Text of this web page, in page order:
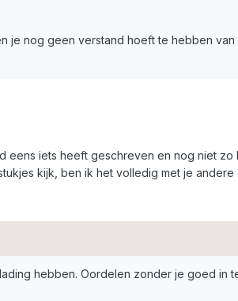
je nog geen verstand hoeft te hebben
eens iets heeft geschreven en nog niet
kijk, ben ik het volledig met je
hebben. Oordelen zonder je goed in